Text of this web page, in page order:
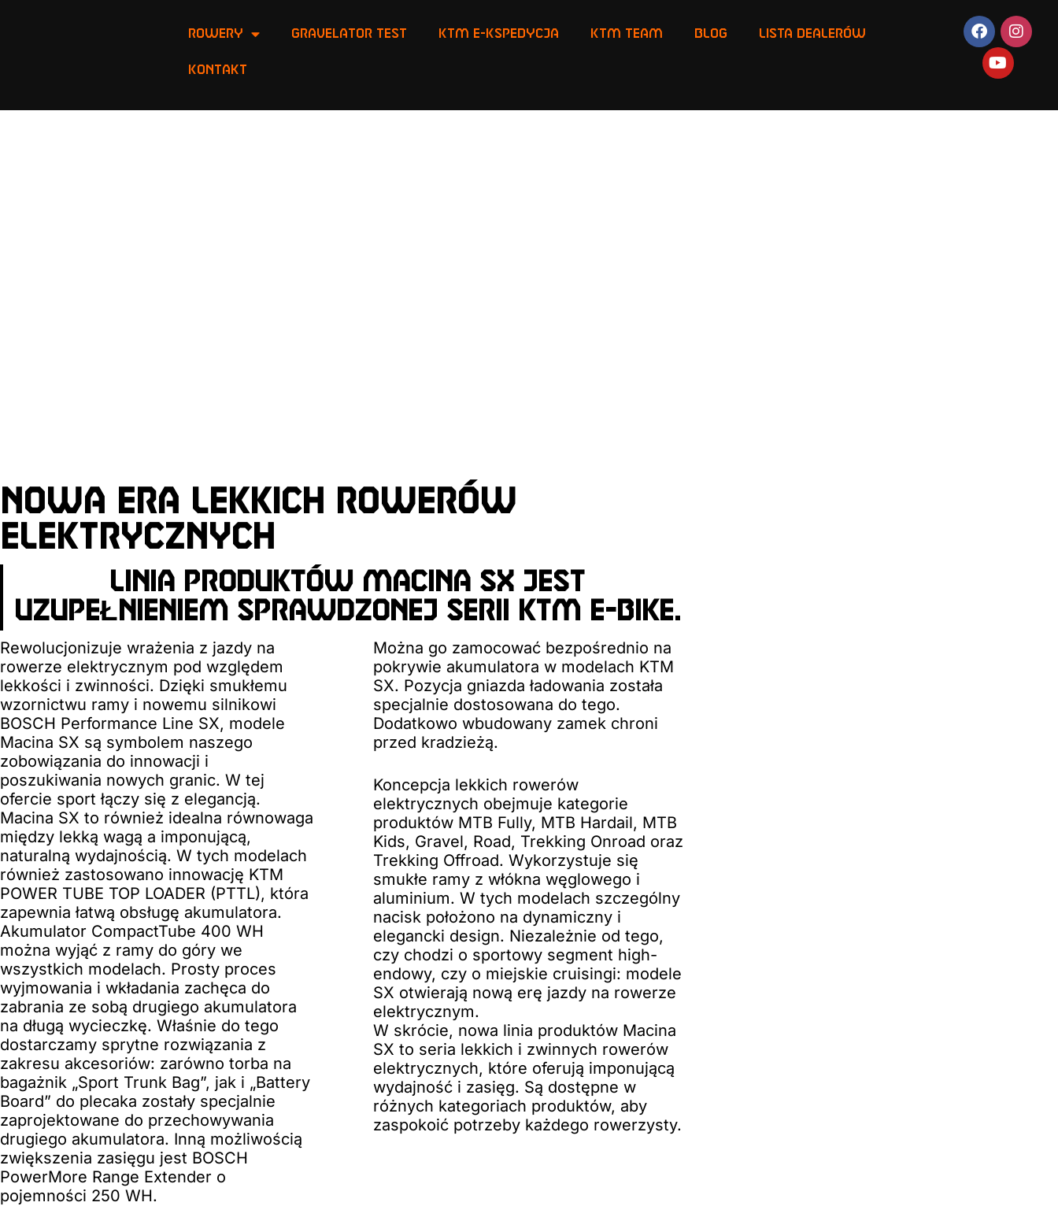
ROWERY Gravelator Test KTM E-KSPEDYCJA KTM TEAM BLOG LISTA DEALERÓW
Kontakt
NOWA ERA LEKKICH ROWERÓW
ELEKTRYCZNYCH
LINIA PRODUKTÓW MACINA SX JEST
UZUPEŁNIENIEM SPRAWDZONEJ SERII KTM E-BIKE.
Rewolucjonizuje wrażenia z jazdy na
rowerze elektrycznym pod względem
lekkości i zwinności. Dzięki smukłemu
wzornictwu ramy i nowemu silnikowi
BOSCH Performance Line SX, modele
Macina SX są symbolem naszego
zobowiązania do innowacji i
poszukiwania nowych granic. W tej
ofercie sport łączy się z elegancją.
Macina SX to również idealna równowaga
między lekką wagą a imponującą,
naturalną wydajnością. W tych modelach
również zastosowano innowację KTM
POWER TUBE TOP LOADER (PTTL), która
zapewnia łatwą obsługę akumulatora.
Akumulator CompactTube 400 WH
można wyjąć z ramy do góry we
wszystkich modelach. Prosty proces
wyjmowania i wkładania zachęca do
zabrania ze sobą drugiego akumulatora
na długą wycieczkę. Właśnie do tego
dostarczamy sprytne rozwiązania z
zakresu akcesoriów: zarówno torba na
bagażnik „Sport Trunk Bag”, jak i „Battery
Board” do plecaka zostały specjalnie
zaprojektowane do przechowywania
drugiego akumulatora. Inną możliwością
zwiększenia zasięgu jest BOSCH
PowerMore Range Extender o
pojemności 250 WH.
Można go zamocować bezpośrednio na
pokrywie akumulatora w modelach KTM
SX. Pozycja gniazda ładowania została
specjalnie dostosowana do tego.
Dodatkowo wbudowany zamek chroni
przed kradzieżą.
Koncepcja lekkich rowerów
elektrycznych obejmuje kategorie
produktów MTB Fully, MTB Hardail, MTB
Kids, Gravel, Road, Trekking Onroad oraz
Trekking Offroad. Wykorzystuje się
smukłe ramy z włókna węglowego i
aluminium. W tych modelach szczególny
nacisk położono na dynamiczny i
elegancki design. Niezależnie od tego,
czy chodzi o sportowy segment high-
endowy, czy o miejskie cruisingi: modele
SX otwierają nową erę jazdy na rowerze
elektrycznym.
W skrócie, nowa linia produktów Macina
SX to seria lekkich i zwinnych rowerów
elektrycznych, które oferują imponującą
wydajność i zasięg. Są dostępne w
różnych kategoriach produktów, aby
zaspokoić potrzeby każdego rowerzysty.